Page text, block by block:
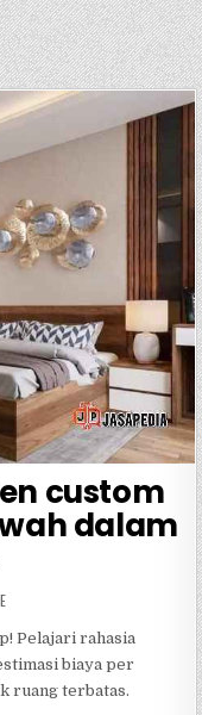
custom
dalam
Pelajari rahasia
biaya per
ruang terbatas.